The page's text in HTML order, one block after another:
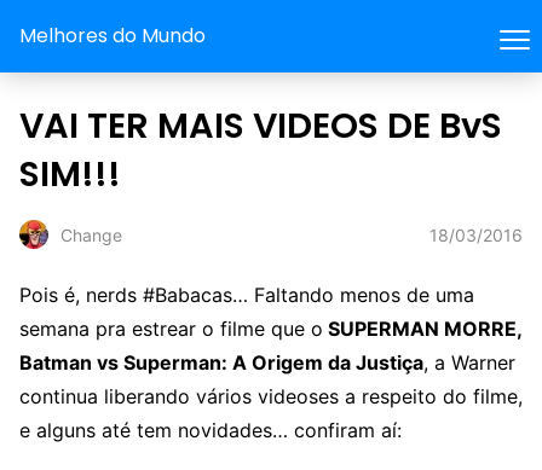
Melhores do Mundo
VAI TER MAIS VIDEOS DE BvS
SIM!!!
Change 18/03/2016
Pois é, nerds #Babacas… Faltando menos de uma
semana pra estrear o filme que o SUPERMAN MORRE,
Batman vs Superman: A Origem da Justiça, a Warner
continua liberando vários videoses a respeito do filme,
e alguns até tem novidades… confiram aí: